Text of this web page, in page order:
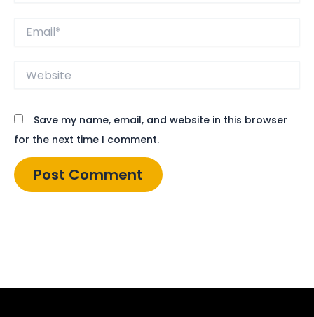
Website
Save my name, email, and website in this browser
for the next time I comment.